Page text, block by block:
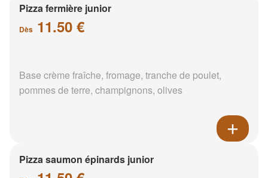
Pizza fermière junior
Dès 11.50 €
Base crème fraîche, fromage, tranche de poulet,
pommes de terre, champignons, olives
Pizza saumon épinards junior